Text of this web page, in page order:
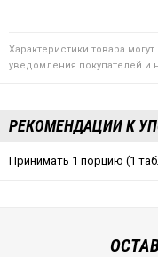
Характеристики товара
уведомления покупателей и
РЕКОМЕНДАЦИИ К
Принимать 1 порцию (1